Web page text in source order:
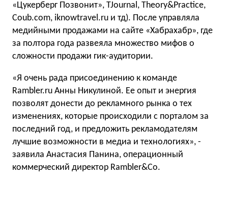
«Цукерберг Позвонит», TJournal, Theory&Practice,
Coub.com, iknowtravel.ru и тд). После управляла
медийными продажами на сайте «Хабрахабр», где
за полтора года развеяла множество мифов о
сложности продажи гик-аудитории.
«Я очень рада присоединению к команде
Rambler.ru Анны Никулиной. Ее опыт и энергия
позволят донести до рекламного рынка о тех
изменениях, которые происходили с порталом за
последний год, и предложить рекламодателям
лучшие возможности в медиа и технологиях», -
заявила Анастасия Панина, операционный
коммерческий директор Rambler&Co.